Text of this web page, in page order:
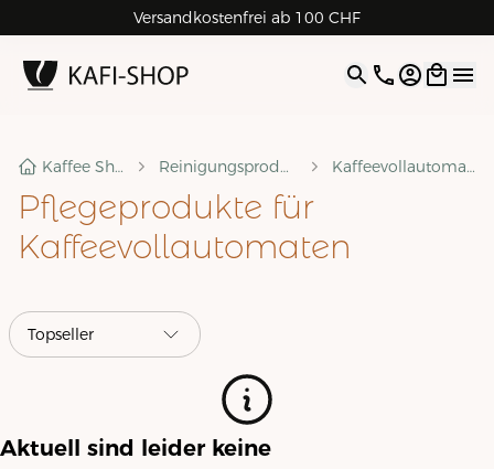
Versandkostenfrei ab 100 CHF
4.9| 5.0 Google
Open
Kaffee Shop Reinigungsprodukte Kaffeevollautomaten
Pflegeprodukte für
Kaffeevollautomaten
Aktuell sind leider keine